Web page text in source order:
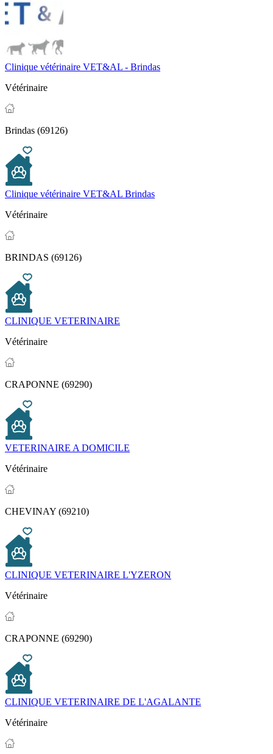
Clinique vétérinaire VET&AL - Brindas
Vétérinaire
Brindas (69126)
Clinique vétérinaire VET&AL Brindas
Vétérinaire
BRINDAS (69126)
CLINIQUE VETERINAIRE
Vétérinaire
CRAPONNE (69290)
VETERINAIRE A DOMICILE
Vétérinaire
CHEVINAY (69210)
CLINIQUE VETERINAIRE L'YZERON
Vétérinaire
CRAPONNE (69290)
CLINIQUE VETERINAIRE DE L'AGALANTE
Vétérinaire